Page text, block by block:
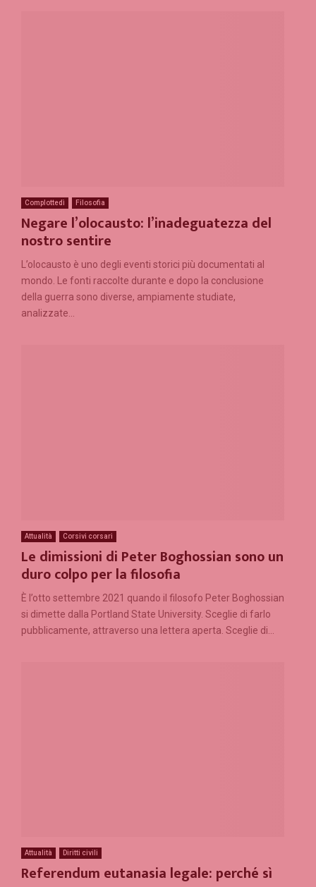
Complottedì Filosofia
Negare l’olocausto: l’inadeguatezza del
nostro sentire
L’olocausto è uno degli eventi storici più documentati al
mondo. Le fonti raccolte durante e dopo la conclusione
della guerra sono diverse, ampiamente studiate,
analizzate...
Attualità Corsivi corsari
Le dimissioni di Peter Boghossian sono un
duro colpo per la filosofia
È l’otto settembre 2021 quando il filosofo Peter Boghossian
si dimette dalla Portland State University. Sceglie di farlo
pubblicamente, attraverso una lettera aperta. Sceglie di...
Attualità Diritti civili
Referendum eutanasia legale: perché sì